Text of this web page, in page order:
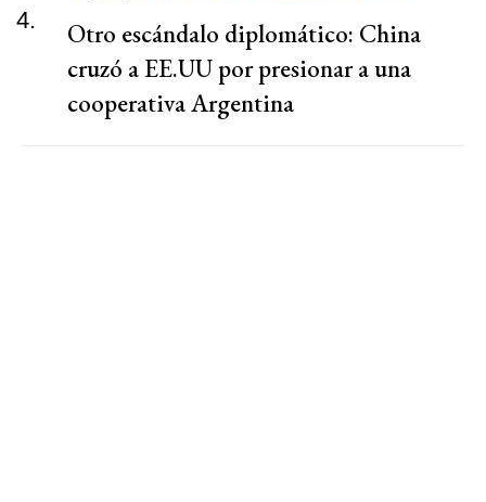
4.
Otro escándalo diplomático: China
cruzó a EE.UU por presionar a una
cooperativa Argentina